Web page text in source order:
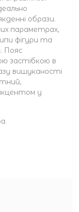
образи.
параметрах,
фігури та
Пояс
застібкою в
вишуканості
у